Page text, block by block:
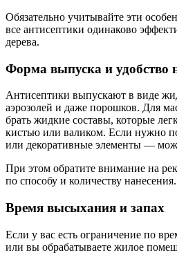
Обязательно учитывайте эти
все антисептики одинаково
дерева.
Форма выпуска и удобство
Антисептики выпускают в виде
аэрозолей и даже порошков. Для
брать жидкие составы, которые
кистью или валиком. Если нужно
или декоративные элементы —
При этом обратите внимание на
по способу и количеству нанесения.
Время высыхания и запах
Если у вас есть ограничение по
или вы обрабатываете жилое